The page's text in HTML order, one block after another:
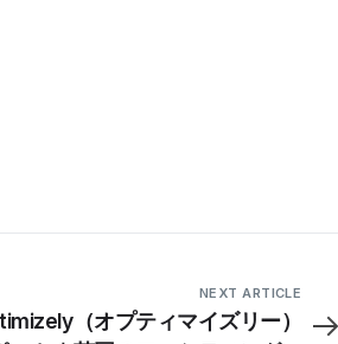
NEXT ARTICLE
（オプティマイズリー）